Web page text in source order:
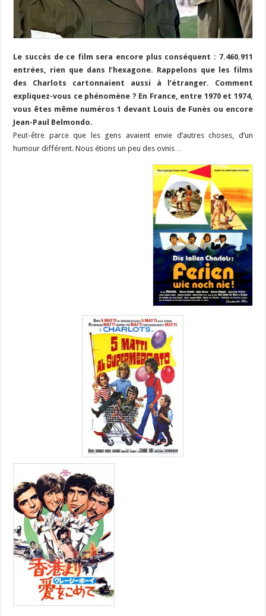
Le succès de ce film sera encore plus conséquent : 7.460.911
entrées, rien que dans l’hexagone. Rappelons que les films
des Charlots cartonnaient aussi à l’étranger. Comment
expliquez-vous ce phénomène ? En France, entre 1970 et 1974,
vous êtes même numéros 1 devant Louis de Funès ou encore
Jean-Paul Belmondo.
Peut-être parce que les gens avaient envie d’autres choses, d’un
humour différent. Nous étions un peu des ovnis…